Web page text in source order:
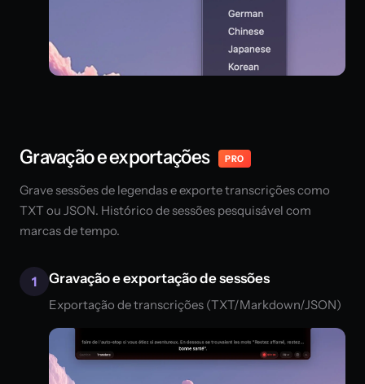
Gravação e exportações PRO
Grave sessões de legendas e exporte transcrições como
TXT ou JSON. Histórico de sessões pesquisável com
marcas de tempo.
1 Gravação e exportação de sessões
Exportação de transcrições (TXT/Markdown/JSON)